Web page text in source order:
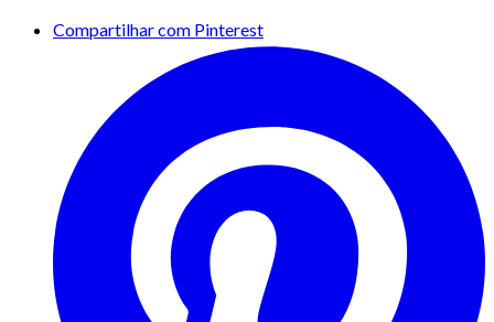
Compartilhar com Pinterest